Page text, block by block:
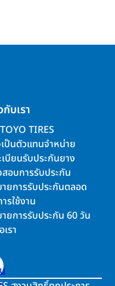
กับเรา
TIRES
ป็นตัวแทนจำหน่าย
บียนรับประกันยาง
สอบการรับประกัน
ายการรับประกันตลอด
รใช้งาน
ยการรับประกัน 60 วัน
รา